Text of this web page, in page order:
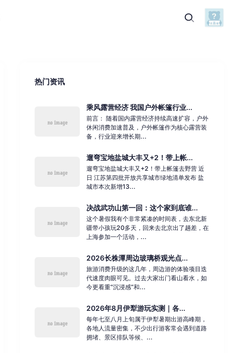
热门资讯
乘风露营经济 我国户外帐篷行业...
前言： 随着国内露营经济持续高速扩容，户外
休闲消费加速普及，户外帐篷作为核心露营装
备，行业迎来增长期...
遛弯宝地盐城大丰又+2！带上帐...
遛弯宝地盐城大丰又+2！带上帐篷去野营 近
日 江苏第四批开放共享城市绿地清单发布 盐
城市本次新增13...
决战武功山第一回：这个家到底谁...
这个暑假我有个非常紧凑的时间表，去东北新
疆带小孩玩20多天，回来去北京出了趟差，在
上海参加一个活动，...
2026长株潭周边玻璃桥观光点...
旅游消费升级的这几年，周边游的体验项目迭
代速度肉眼可见。过去大家出门看山看水，如
今更看重“沉浸感”和...
2026年8月伊犁游玩实测｜各...
每年七至八月上旬属于伊犁暑期出游高峰期，
各地人流量密集，不少出行游客常会遇到道路
拥堵、景区排队等候、...